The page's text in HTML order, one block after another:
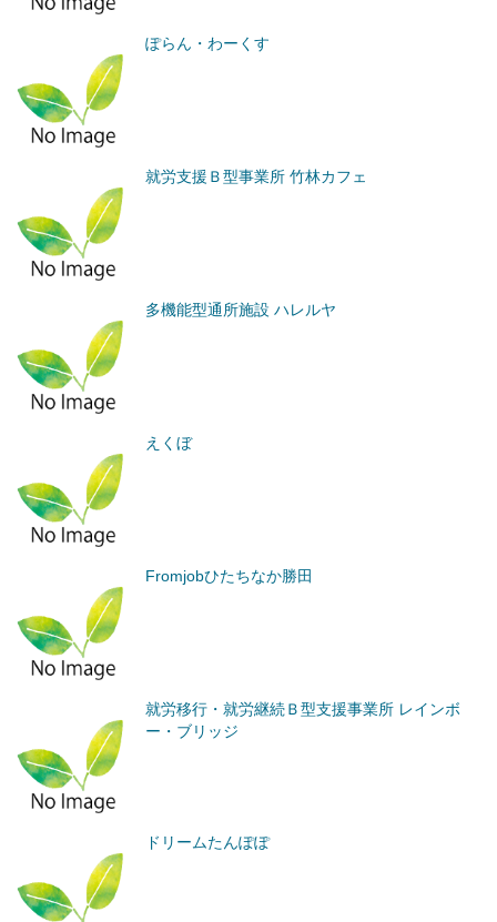
ぽらん・わーくす
就労支援Ｂ型事業所 竹林カフェ
多機能型通所施設 ハレルヤ
えくぼ
Fromjobひたちなか勝田
就労移行・就労継続Ｂ型支援事業所 レインボ
ー・ブリッジ
ドリームたんぽぽ